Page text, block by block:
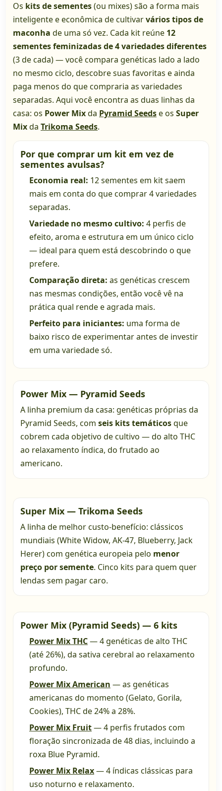
Os kits de sementes(ou mixes) são a forma mais
inteligente e econômica de cultivarvários tipos de
maconha de uma só vez. Cada kit reúne 12
sementes feminizadas de 4 variedades diferentes
(3 de cada) — você compara genéticas lado a lado
no mesmo ciclo, descobre suas favoritas e ainda
paga menos do que compraria as variedades
separadas. Aqui você encontra as duas linhas da
casa: os Power Mixda Pyramid Seedse os Super
Mixda Trikoma Seeds.
Por que comprar um kit em vez de
sementes avulsas?
Economia real: 12 sementes em kit saem
mais em conta do que comprar 4 variedades
separadas.
Variedade no mesmo cultivo: 4 perfis de
efeito, aroma e estrutura em um único ciclo
— ideal para quem está descobrindo o que
prefere.
Comparação direta: as genéticas crescem
nas mesmas condições, então você vê na
prática qual rende e agrada mais.
Perfeito para iniciantes: uma forma de
baixo risco de experimentar antes de investir
em uma variedade só.
Power Mix — Pyramid Seeds
A linha premium da casa: genéticas próprias da
Pyramid Seeds, com seis kits temáticosque
cobrem cada objetivo de cultivo — do alto THC
ao relaxamento índica, do frutado ao
americano.
Super Mix — Trikoma Seeds
A linha de melhor custo-benefício: clássicos
mundiais (White Widow, AK-47, Blueberry, Jack
Herer) com genética europeia pelo menor
preço por semente. Cinco kits para quem quer
lendas sem pagar caro.
Power Mix (Pyramid Seeds) — 6 kits
Power Mix THC— 4 genéticas de alto THC
(até 26%), da sativa cerebral ao relaxamento
profundo.
Power Mix American — as genéticas
americanas do momento (Gelato, Gorila,
Cookies), THC de 24% a 28%.
Power Mix Fruit— 4 perfis frutados com
floração sincronizada de 48 dias, incluindo a
roxa Blue Pyramid.
Power Mix Relax— 4 índicas clássicas para
uso noturno e relaxamento.